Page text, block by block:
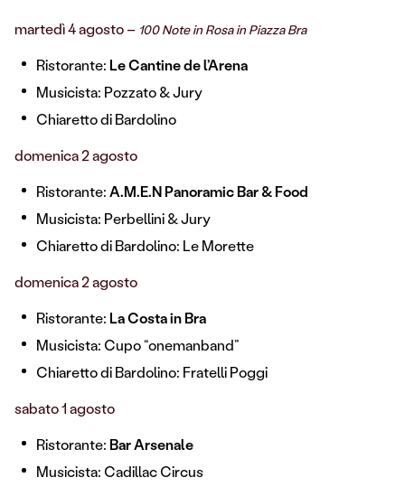
martedì 4 agosto – 100 Note in Rosa in Piazza Bra
Ristorante: Le Cantine de l’Arena
Musicista: Pozzato & Jury
Chiaretto di Bardolino
domenica 2 agosto
Ristorante:A.M.E.N Panoramic Bar & Food
Musicista: Perbellini & Jury
Chiaretto di Bardolino: Le Morette
domenica 2 agosto
Ristorante: La Costa in Bra
Musicista: Cupo “onemanband”
Chiaretto di Bardolino: Fratelli Poggi
sabato 1 agosto
Ristorante: Bar Arsenale
Musicista: Cadillac Circus